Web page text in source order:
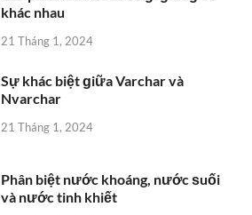
khác nhau
21 Tháng 1, 2024
Sự khác biệt ɡiữa Varchar và
Nvarchar
21 Tháng 1, 2024
Phân biệt nước khoáng, nước ѕuối
và nước tinh khiết